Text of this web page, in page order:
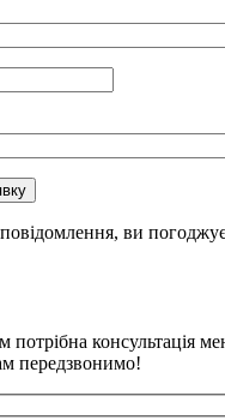
ви
консультація
передзвонимо!